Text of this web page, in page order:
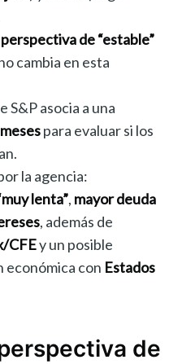
perspectiva de “estable”
cambia en esta
asocia a una
para evaluar si los
la agencia:
lenta”, mayor deuda
, además de
CFEy un posible
económica con Estados
de